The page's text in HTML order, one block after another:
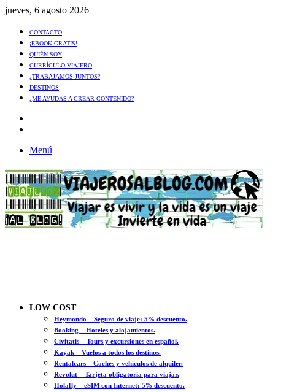
jueves, 6 agosto 2026
CONTACTO
¡EBOOK GRATIS!
QUIÉN SOY
CURRÍCULO VIAJERO
¿TRABAJAMOS JUNTOS?
DESTINOS
¿ME AYUDAS A CREAR CONTENIDO?
Menú
LOW COST
Heymondo – Seguro de viaje: 5% descuento.
Booking – Hoteles y alojamientos.
Civitatis – Tours y excursiones en español.
Kayak – Vuelos a todos los destinos.
Rentalcars – Coches y vehículos de alquiler.
Revolut – Tarjeta obligatoria para viajar.
Holafly – eSIM con Internet: 5% descuento.